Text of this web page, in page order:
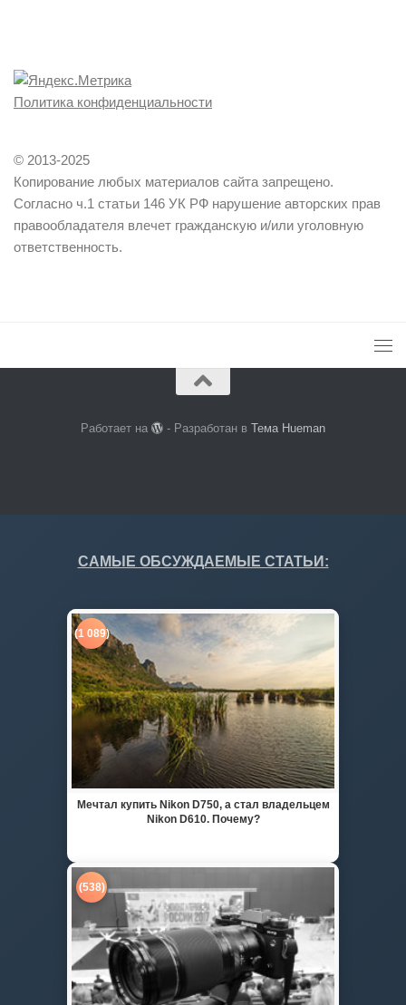
Политика конфиденциальности
© 2013-2025
Копирование любых материалов сайта запрещено.
Согласно ч.1 статьи 146 УК РФ нарушение авторских прав
правообладателя влечет гражданскую и/или уголовную
ответственность.
Работает на - Разработан вТема Hueman
САМЫЕ ОБСУЖДАЕМЫЕ СТАТЬИ:
(1 089)
Мечтал купить Nikon D750, а стал владельцем
Nikon D610. Почему?
(538)